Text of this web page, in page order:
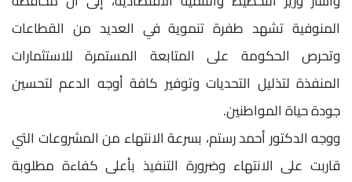
المنوفية تشهد طفرة تنموية في العديد من القطاعات
وتحرص الحكومة على المتابعة المستمرة للاستثمارات
المنفذة لتذليل التحديات وتوفير كافة أوجه الدعم لتحسين
جودة حياة المواطنين.
ووجه الدكتور أحمد رستم، بسرعة الانتهاء من المشروعات التي
قاربت على الانتهاء وضرورة التنفيذ بأعلى كفاءة مطلوبة